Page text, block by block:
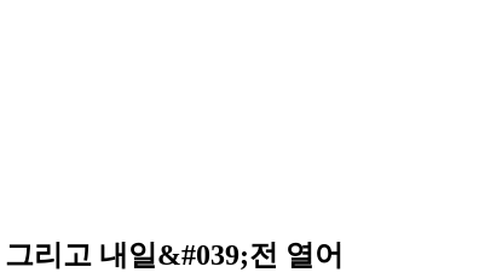
리고 내일&#039;전 열어